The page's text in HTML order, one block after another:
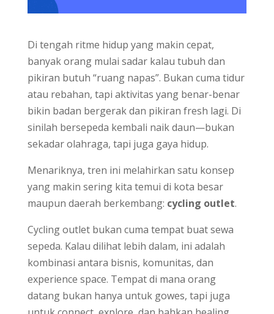
Di tengah ritme hidup yang makin cepat,
banyak orang mulai sadar kalau tubuh dan
pikiran butuh “ruang napas”. Bukan cuma tidur
atau rebahan, tapi aktivitas yang benar-benar
bikin badan bergerak dan pikiran fresh lagi. Di
sinilah bersepeda kembali naik daun—bukan
sekadar olahraga, tapi juga gaya hidup.
Menariknya, tren ini melahirkan satu konsep
yang makin sering kita temui di kota besar
maupun daerah berkembang: cycling outlet.
Cycling outlet bukan cuma tempat buat sewa
sepeda. Kalau dilihat lebih dalam, ini adalah
kombinasi antara bisnis, komunitas, dan
experience space. Tempat di mana orang
datang bukan hanya untuk gowes, tapi juga